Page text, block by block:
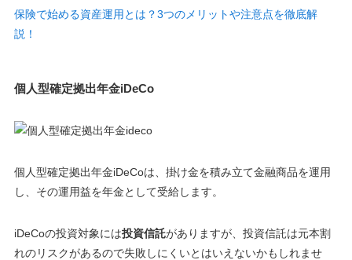
保険で始める資産運用とは？3つのメリットや注意点を徹底解
説！
個人型確定拠出年金iDeCo
個人型確定拠出年金iDeCoは、掛け金を積み立て金融商品を運用
し、その運用益を年金として受給します。
iDeCoの投資対象には投資信託がありますが、 投資信託は元本割
れのリスクがあるので失敗しにくいとはいえないかもしれませ